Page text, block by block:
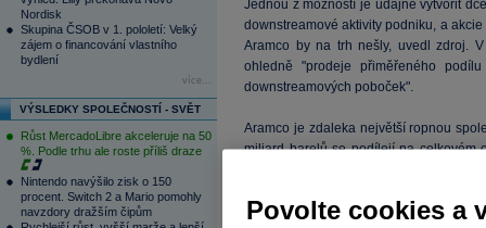
Nordisk
Skupina ČSOB v 1. pololetí: Velký
zájem o financování vlastního
bydlení
více...
VÝSLEDKY SPOLEČNOSTÍ - SVĚT
Růst MercadoLibre akceleruje na 50
%. Podle trhu ale roste příliš draze
Nintendo navýšilo zisk o 150
procent. Switch 2 a Mario pomohly
navzdory dražším čipům
Jednou z možností je údajně vytvořit
downstreamové aktivity podniku, a
Aramco by na trh nešly, uvedl zdroj.
ohledně "prodeje přiměřeného
downstreamových poboček".
Aramco je zdaleka největší ropnou
miliard barelů se podílejí na celkovém
Povolte cookies a